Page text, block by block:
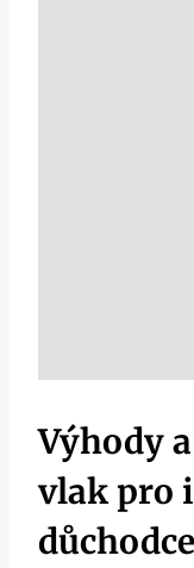
Výhody
vlak pro
důchodce